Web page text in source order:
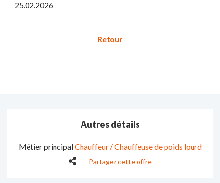
25.02.2026
Autres détails
Métier principalChauffeur / Chauffeuse de poids lourd
Partagez cette offre